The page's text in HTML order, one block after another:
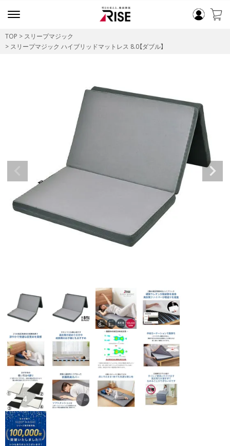
TOP
スリープマジック
スリープマジック ハイブリッドマットレス 8.0【ダブル】